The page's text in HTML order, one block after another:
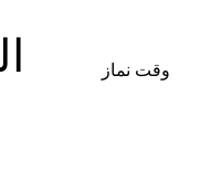
وقت نماز